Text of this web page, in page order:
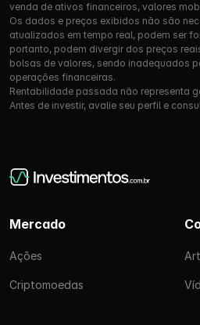
venda de ativos financeiros, valores
Os dados e preços exibidos não são
atualizados em tempo real, podem ser
portanto, podem divergir dos preços
bolsas de valores, sendo inadequados
operações financeiras.
Rentabilidade passada não representa
Antes de investir, avalie seu perfil e
Mercado
Ações
Criptomoedas